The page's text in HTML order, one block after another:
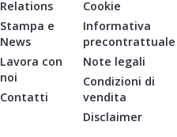
Relations
Stampa e
News
Lavora con
noi
Contatti
Cookie
Informativa
precontrattuale
Note legali
Condizioni di
vendita
Disclaimer